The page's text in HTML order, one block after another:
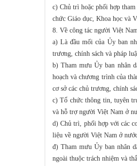
c) Chủ trì hoặc phối hợp
chức Giáo dục, Khoa học và
8. Về công tác người Việt
a) Là đầu mối của Ủy ban
trương, chính sách và pháp
b) Tham mưu Ủy ban nhân
hoạch và chương trình của
cơ sở các chủ trương, chính
c) Tổ chức thông tin, tuyên
và hỗ trợ người Việt Nam ở
d) Chủ trì, phối hợp với các
liệu về người Việt Nam ở
đ) Tham mưu Ủy ban nhân
ngoài thuộc trách nhiệm và